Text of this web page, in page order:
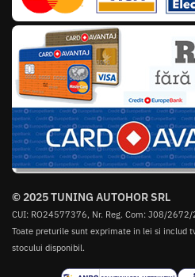
© 2025 TUNING AUTOHOR SRL
CUI: RO24577376, Nr. Reg. Com: J08/
Toate preturile sunt exprimate in lei si includ
stocului disponibil.